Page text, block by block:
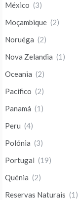
México (3)
Moçambique (2)
Noruéga (2)
Nova Zelandia (1)
Oceania (2)
Pacifico (2)
Panamá (1)
Peru (4)
Polónia (3)
Portugal (19)
Quénia (2)
Reservas Naturais (1)